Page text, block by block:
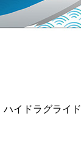
ハイドラグライド